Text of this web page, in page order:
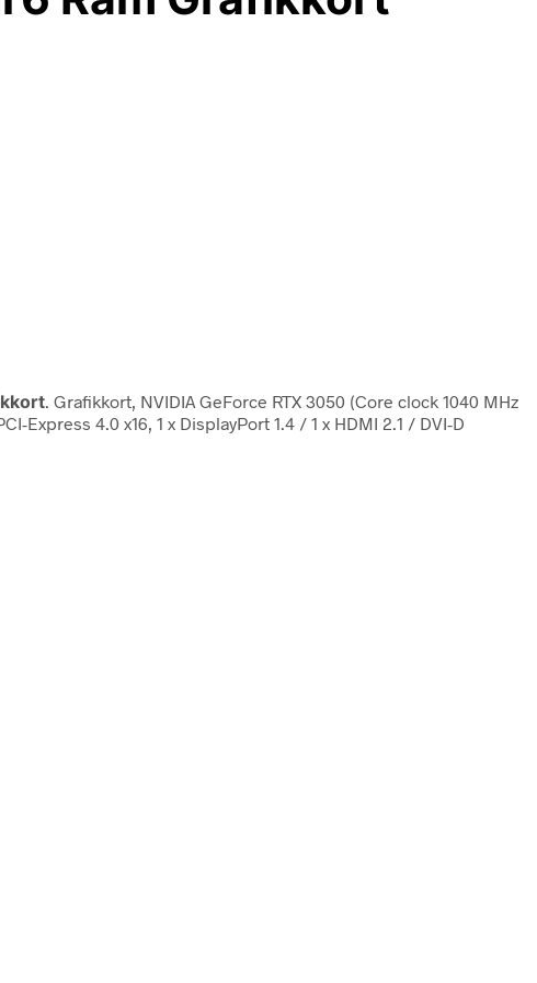
. Grafikkort, NVIDIA GeForce RTX 3050 (Core clock 1040 MHz
Express 4.0 x16, 1 x DisplayPort 1.4 / 1 x HDMI 2.1 / DVI-D